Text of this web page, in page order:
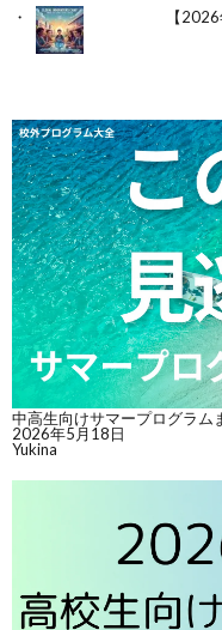
【
中高生向けサマープログラム
2026年5月18日
Yukina